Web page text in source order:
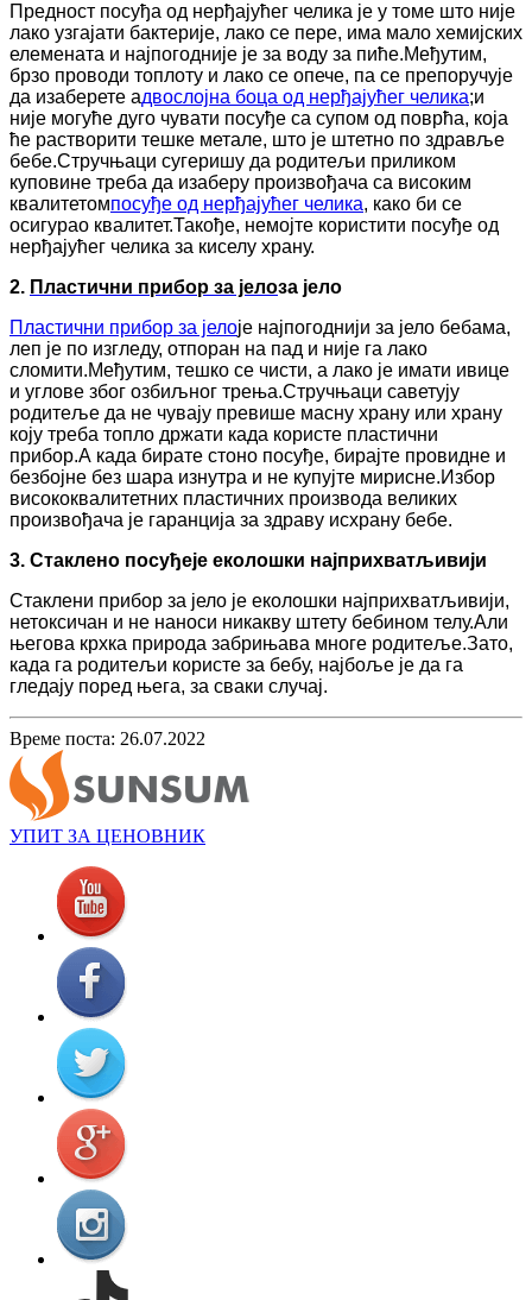
Предност посуђа од нерђајућег челика је у томе што није
лако узгајати бактерије, лако се пере, има мало хемијских
елемената и најпогодније је за воду за пиће.Међутим,
брзо проводи топлоту и лако се опече, па се препоручује
да изаберете адвослојна боца од нерђајућег челика;и
није могуће дуго чувати посуђе са супом од поврћа, која
ће растворити тешке метале, што је штетно по здравље
бебе.Стручњаци сугеришу да родитељи приликом
куповине треба да изаберу произвођача са високим
квалитетомпосуђе од нерђајућег челика, како би се
осигурао квалитет.Такође, немојте користити посуђе од
нерђајућег челика за киселу храну.
2. Пластични прибор за јелоза јело
Пластични прибор за јелоје најпогоднији за јело бебама,
леп је по изгледу, отпоран на пад и није га лако
сломити.Међутим, тешко се чисти, а лако је имати ивице
и углове због озбиљног трења.Стручњаци саветују
родитеље да не чувају превише масну храну или храну
коју треба топло држати када користе пластични
прибор.А када бирате стоно посуђе, бирајте провидне и
безбојне без шара изнутра и не купујте мирисне.Избор
висококвалитетних пластичних производа великих
произвођача је гаранција за здраву исхрану бебе.
3. Стаклено посуђеје еколошки најприхватљивији
Стаклени прибор за јело је еколошки најприхватљивији,
нетоксичан и не наноси никакву штету бебином телу.Али
његова крхка природа забрињава многе родитеље.Зато,
када га родитељи користе за бебу, најбоље је да га
гледају поред њега, за сваки случај.
Време поста: 26.07.2022
УПИТ ЗА ЦЕНОВНИК